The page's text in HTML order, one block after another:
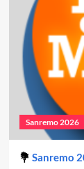
Sanremo 2026
Sanremo